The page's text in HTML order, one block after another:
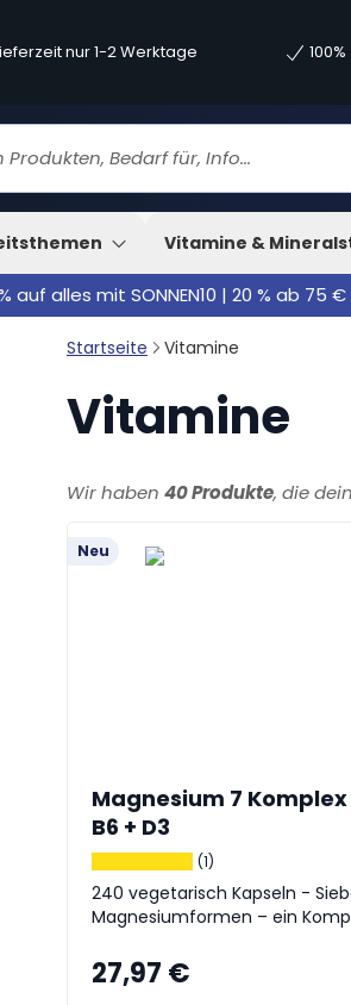
nur 1-2 Werktage
Vitamine &
auf alles mit SONNEN10 | 20 % ab
Startseite Vitamine
Vitamine
Wir haben 40 Produkte, die
Neu
Magnesium 7 Komplex
B6 + D3
(1)
240 vegetarisch Kapseln -
Magnesiumformen – ein
27,97 €